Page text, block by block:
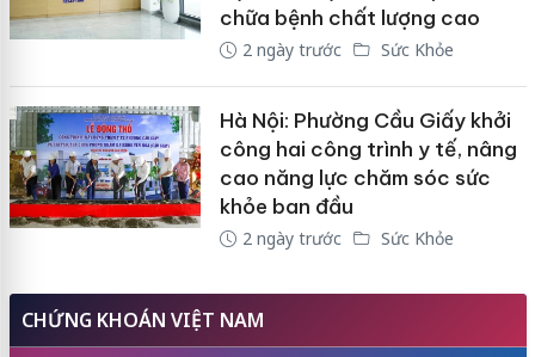
chữa bệnh chất lượng cao
2 ngày trước Sức Khỏe
Hà Nội: Phường Cầu Giấy khởi
công hai công trình y tế, nâng
cao năng lực chăm sóc sức
khỏe ban đầu
2 ngày trước Sức Khỏe
CHỨNG KHOÁN VIỆT NAM